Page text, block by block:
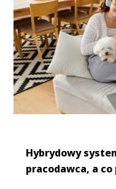
Hybrydowy
pracodawca, a